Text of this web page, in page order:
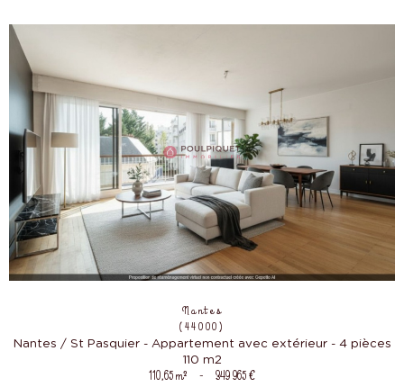
Nantes
(44000)
Nantes / St Pasquier - Appartement avec extérieur - 4 pièces
110 m2
110,65 m² - 349 965 €